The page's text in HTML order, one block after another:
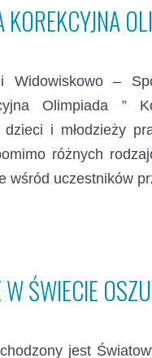
–
Olimpiada ”
i młodzieży
różnych
wśród uczestników
ŚWIECIE
jest